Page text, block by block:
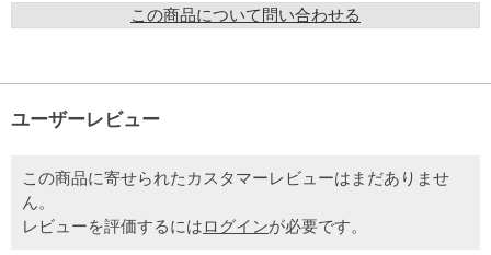
この商品について問い合わせる
ユーザーレビュー
この商品に寄せられたカスタマーレビューはまだありませ
ん。
レビューを評価するにはログインが必要です。